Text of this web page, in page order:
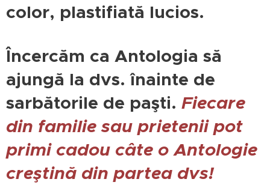
color, plastifiată lucios.
Încercăm ca Antologia să
ajungă la dvs. înainte de
sarbătorile de paşti. Fiecare
din familie sau prietenii pot
primi cadou câte o Antologie
creştină din partea dvs!